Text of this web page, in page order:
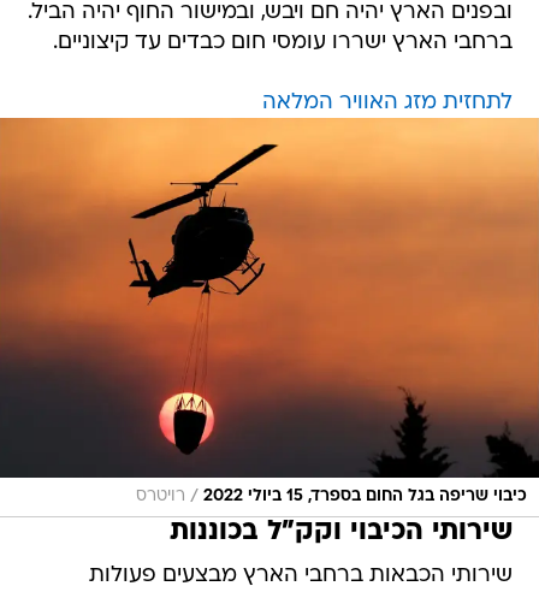
ובפנים הארץ יהיה חם ויבש, ובמישור החוף יהיה הביל.
ברחבי הארץ ישררו עומסי חום כבדים עד קיצוניים.
לתחזית מזג האוויר המלאה
כיבוי שריפה בגל החום בספרד, 15 ביולי 2022 / רויטרס
שירותי הכיבוי וקק"ל בכוננות
שירותי הכבאות ברחבי הארץ מבצעים פעולות